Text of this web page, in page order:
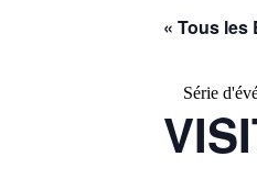
« Tous les
Série